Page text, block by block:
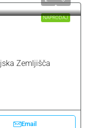
NAPRODAJ
Zemljišča
Email